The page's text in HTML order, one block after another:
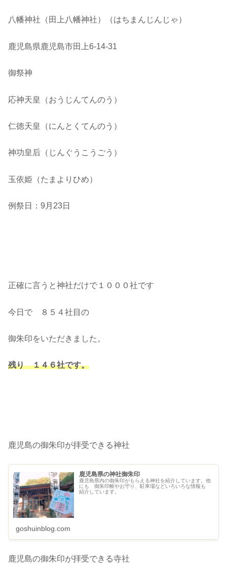
八幡神社（田上八幡神社）（はちまんじんじゃ）
鹿児島県鹿児島市田上6-14-31
御祭神
応神天皇（おうじんてんのう）
仁徳天皇（にんとくてんのう）
神功皇后（じんぐうこうごう）
玉依姫（たまよりひめ）
例祭日：9月23日
正確に言うと神社だけで１０００社です
今日で ８５４社目の
御朱印をいただきました。
残り １４６社です。
鹿児島の御朱印が拝受できる神社
鹿児島県の神社御朱印
鹿児島県内の御朱印がもらえる神社を紹介しています。他
にも 御朱印帳やお守り、駐車場などいろいろな情報も
紹介しています。
goshuinblog.com
鹿児島の御朱印が拝受できる寺社